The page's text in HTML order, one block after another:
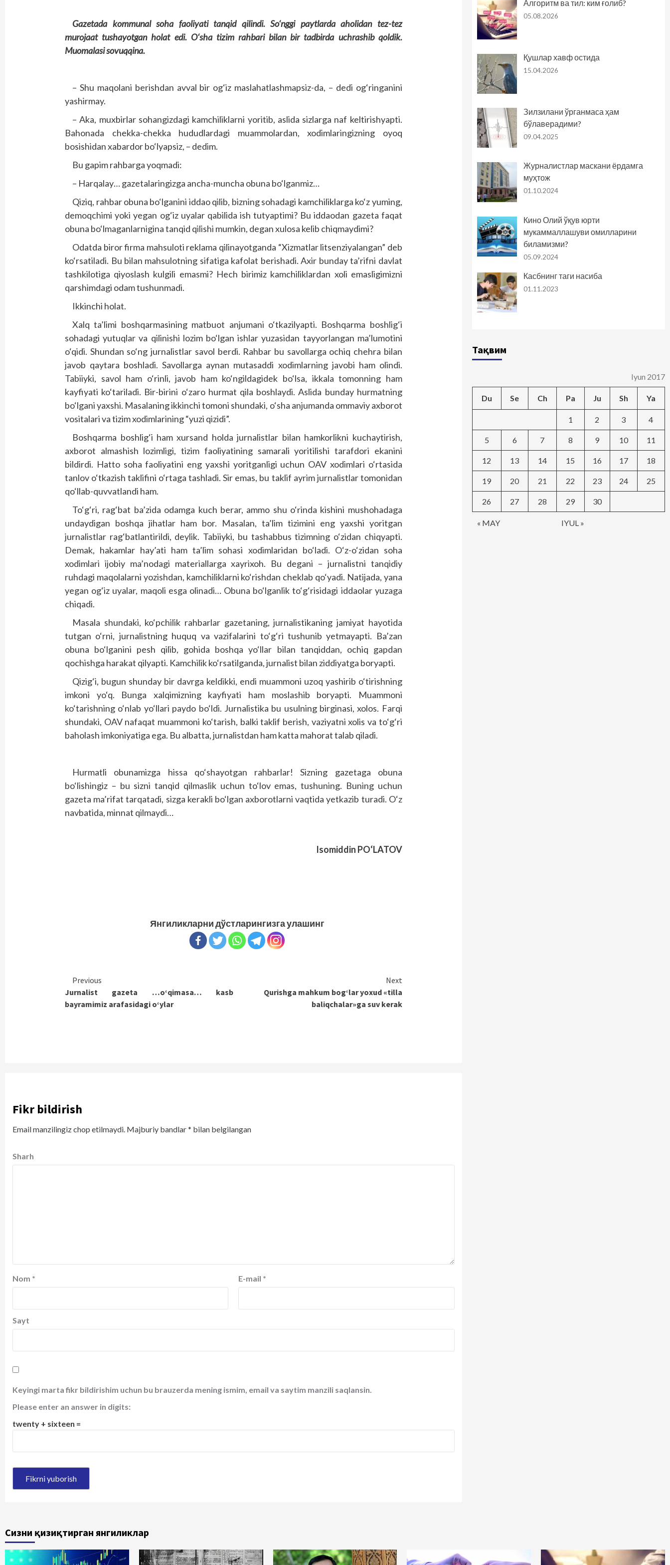
Gazetada kommunal soha faoliyati tanqid qilindi. So‘nggi paytlarda aholidan tez-tez
murojaat tushayotgan holat edi. O‘sha tizim rahbari bilan bir tadbirda uchrashib qoldik.
Muomalasi sovuqqina.
– Shu maqolani berishdan avval bir og‘iz maslahatlashmapsiz-da, – dedi og‘ringanini
yashirmay.
– Aka, muxbirlar sohangizdagi kamchiliklarni yoritib, aslida sizlarga naf keltirishyapti.
Bahonada chekka-chekka hududlardagi muammolardan, xodimlaringizning oyoq
bosishidan xabardor bo‘lyapsiz, – dedim.
Bu gapim rahbarga yoqmadi:
– Harqalay… gazetalaringizga ancha-muncha obuna bo‘lganmiz…
Qiziq, rahbar obuna bo‘lganini iddao qilib, bizning sohadagi kamchiliklarga ko‘z yuming,
demoqchimi yoki yegan og‘iz uyalar qabilida ish tutyaptimi? Bu iddaodan gazeta faqat
obuna bo‘lmaganlarnigina tanqid qilishi mumkin, degan xulosa kelib chiqmaydimi?
Odatda biror firma mahsuloti reklama qilinayotganda “Xizmatlar litsenziyalangan” deb
ko‘rsatiladi. Bu bilan mahsulotning sifatiga kafolat berishadi. Axir bunday ta’rifni davlat
tashkilotiga qiyoslash kulgili emasmi? Hech birimiz kamchiliklardan xoli emasligimizni
qarshimdagi odam tushunmadi.
Ikkinchi holat.
Xalq ta’limi boshqarmasining matbuot anjumani o‘tkazilyapti. Boshqarma boshlig‘i
sohadagi yutuqlar va qilinishi lozim bo‘lgan ishlar yuzasidan tayyorlangan ma’lumotini
o‘qidi. Shundan so‘ng jurnalistlar savol berdi. Rahbar bu savollarga ochiq chehra bilan
javob qaytara boshladi. Savollarga aynan mutasaddi xodimlarning javobi ham olindi.
Tabiiyki, savol ham o‘rinli, javob ham ko‘ngildagidek bo‘lsa, ikkala tomonning ham
kayfiyati ko‘tariladi. Bir-birini o‘zaro hurmat qila boshlaydi. Aslida bunday hurmatning
bo‘lgani yaxshi. Masalaning ikkinchi tomoni shundaki, o‘sha anjumanda ommaviy axborot
vositalari va tizim xodimlarining “yuzi qizidi”.
Boshqarma boshlig‘i ham xursand holda jurnalistlar bilan hamkorlikni kuchaytirish,
axborot almashish lozimligi, tizim faoliyatining samarali yoritilishi tarafdori ekanini
bildirdi. Hatto soha faoliyatini eng yaxshi yoritganligi uchun OAV xodimlari o‘rtasida
tanlov o‘tkazish taklifini o‘rtaga tashladi. Sir emas, bu taklif ayrim jurnalistlar tomonidan
qo‘llab-quvvatlandi ham.
To‘g‘ri, rag‘bat ba’zida odamga kuch berar, ammo shu o‘rinda kishini mushohadaga
undaydigan boshqa jihatlar ham bor. Masalan, ta’lim tizimini eng yaxshi yoritgan
jurnalistlar rag‘batlantirildi, deylik. Tabiiyki, bu tashabbus tizimning o‘zidan chiqyapti.
Demak, hakamlar hay’ati ham ta’lim sohasi xodimlaridan bo‘ladi. O‘z-o‘zidan soha
xodimlari ijobiy ma’nodagi materiallarga xayrixoh. Bu degani – jurnalistni tanqidiy
ruhdagi maqolalarni yozishdan, kamchiliklarni ko‘rishdan cheklab qo‘yadi. Natijada, yana
yegan og‘iz uyalar, maqoli esga olinadi… Obuna bo‘lganlik to‘g‘risidagi iddaolar yuzaga
chiqadi.
Masala shundaki, ko‘pchilik rahbarlar gazetaning, jurnalistikaning jamiyat hayotida
tutgan o‘rni, jurnalistning huquq va vazifalarini to‘g‘ri tushunib yetmayapti. Ba’zan
obuna bo‘lganini pesh qilib, gohida boshqa yo‘llar bilan tanqiddan, ochiq gapdan
qochishga harakat qilyapti. Kamchilik ko‘rsatilganda, jurnalist bilan ziddiyatga boryapti.
Qizig‘i, bugun shunday bir davrga keldikki, endi muammoni uzoq yashirib o‘tirishning
imkoni yo‘q. Bunga xalqimizning kayfiyati ham moslashib boryapti. Muammoni
ko‘tarishning o‘nlab yo‘llari paydo bo‘ldi. Jurnalistika bu usulning birginasi, xolos. Farqi
shundaki, OAV nafaqat muammoni ko‘tarish, balki taklif berish, vaziyatni xolis va to‘g‘ri
baholash imkoniyatiga ega. Bu albatta, jurnalistdan ham katta mahorat talab qiladi.
Hurmatli obunamizga hissa qo‘shayotgan rahbarlar! Sizning gazetaga obuna
bo‘lishingiz – bu sizni tanqid qilmaslik uchun to‘lov emas, tushuning. Buning uchun
gazeta ma’rifat tarqatadi, sizga kerakli bo‘lgan axborotlarni vaqtida yetkazib turadi. O‘z
navbatida, minnat qilmaydi…
Isomiddin PO‘LATOV
Янгиликларни дўстларингизга улашинг
Continue
Reading
Previous
Jurnalist gazeta …o‘qimasa… kasb
bayramimiz arafasidagi o‘ylar
Next
Qurishga mahkum bog‘lar yoxud «tilla
baliqchalar»ga suv kerak
Fikr bildirish
Email manzilingiz chop etilmaydi. Majburiy bandlar* bilan belgilangan
Sharh
Nom * E-mail *
Sayt
Keyingi marta fikr bildirishim uchun bu brauzerda mening ismim, email va saytim manzili saqlansin.
Please enter an answer in digits:
twenty + sixteen =
Алгоритм ва тил: ким ғолиб?
05.08.2026
Қушлар хавф остида
15.04.2026
Зилзилани ўрганмаса ҳам
бўлаверадими?
09.04.2025
Журналистлар маскани ёрдамга
муҳтож
01.10.2024
Кино Олий ўқув юрти
мукаммаллашуви омилларини
биламизми?
05.09.2024
Касбнинг таги насиба
01.11.2023
Тақвим
Iyun 2017
Du Se Ch Pa Ju Sh Ya
« MAY IYUL »
1 2 3 4
5 6 7 8 9 10 11
12 13 14 15 16 17 18
19 20 21 22 23 24 25
26 27 28 29 30
Сизни қизиқтирган янгиликлар